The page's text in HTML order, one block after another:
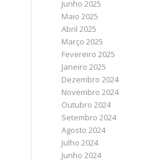
Junho 2025
Maio 2025
Abril 2025
Março 2025
Fevereiro 2025
Janeiro 2025
Dezembro 2024
Novembro 2024
Outubro 2024
Setembro 2024
Agosto 2024
Julho 2024
Junho 2024